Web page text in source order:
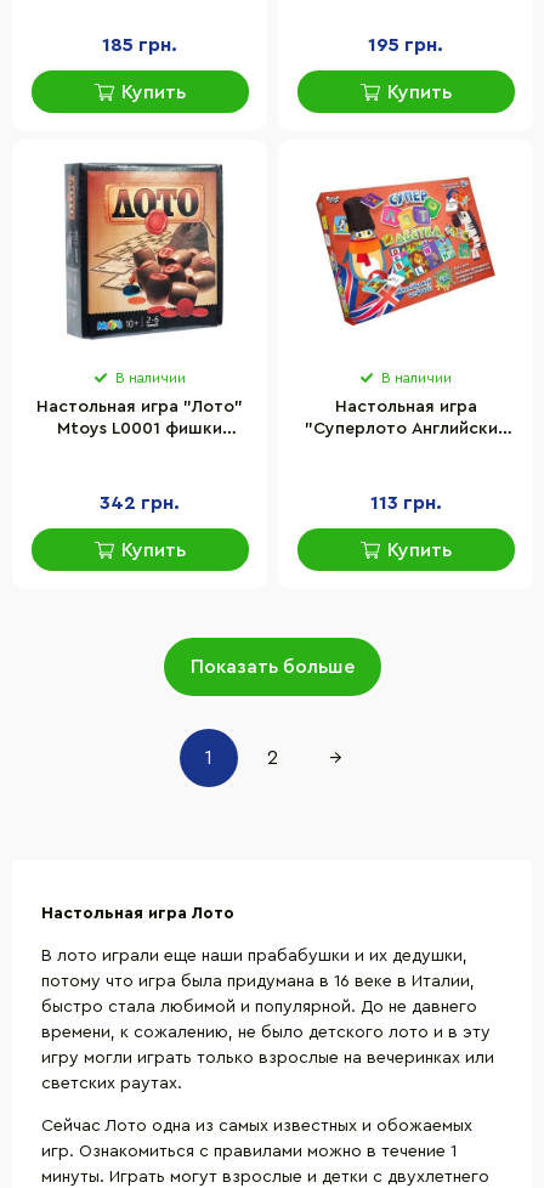
185 грн.
Купить
супервопроса об
автомобилях
195 грн.
Купить
В наличии
Настольная игра "Лото"
Mtoys L0001 фишки
342 грн.
Купить
В наличии
Настольная игра
"Суперлото Английский
113 грн.
Купить
Показать больше
1 2 →
Настольная игра Лото
В лото играли еще наши прабабушки и их дедушки,
потому что игра была придумана в 16 веке в Италии,
быстро стала любимой и популярной. До не давнего
времени, к сожалению, не было детского лото и в эту
игру могли играть только взрослые на вечеринках или
светских раутах.
Сейчас Лото одна из самых известных и обожаемых
игр. Ознакомиться с правилами можно в течение 1
минуты. Играть могут взрослые и детки с двухлетнего